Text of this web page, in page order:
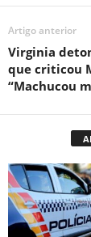
Artigo anterior
Virginia
que criticou
“Machucou